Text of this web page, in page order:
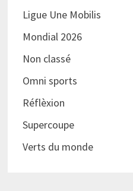
Ligue Une Mobilis
Mondial 2026
Non classé
Omni sports
Réflèxion
Supercoupe
Verts du monde